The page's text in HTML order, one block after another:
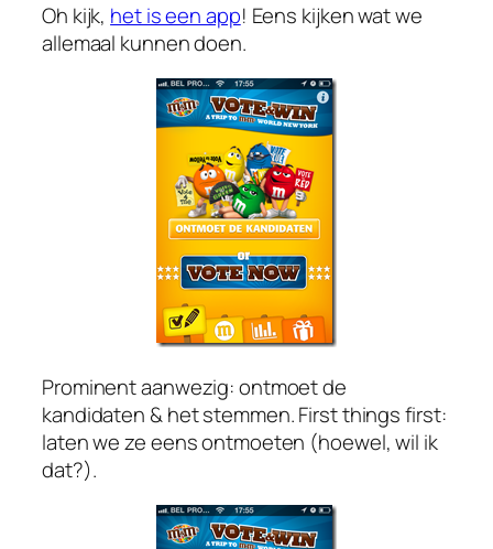
Oh kijk, het is een app! Eens kijken wat we
allemaal kunnen doen.
Prominent aanwezig: ontmoet de
kandidaten & het stemmen. First things first:
laten we ze eens ontmoeten (hoewel, wil ik
dat?).